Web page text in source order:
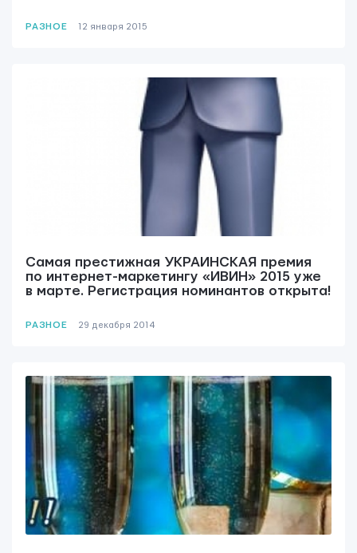
РАЗНОЕ 12 января 2015
Самая престижная УКРАИНСКАЯ премия
по интернет-маркетингу «ИВИН» 2015 уже
в марте. Регистрация номинантов открыта!
РАЗНОЕ 29 декабря 2014
ОТПРАВИТЬ
Мы вам ответим в течении 24 часов.